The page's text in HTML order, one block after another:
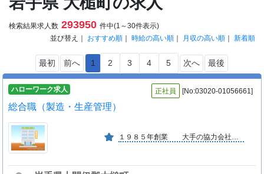
検索結果求人数 293950 件中(1～30件表示)
並び替え｜ おすすめ順 ｜ 時給の高い順 ｜ 月収の高い順 ｜ 新着順
最初 前へ 1 2 3 4 5 次へ 最後
ハローワーク求人 正社員 [No:03020-01056661]
総合職（製造・生産管理）
１９８５年創業 大手の協力会社で安定しています。 明るい社風です。